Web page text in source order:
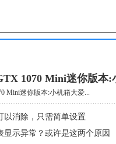
1070 Mini迷你版本:
Mini迷你版本:小机箱大爱...
以消除，只需简单设置
显示异常？或许是这两个原因